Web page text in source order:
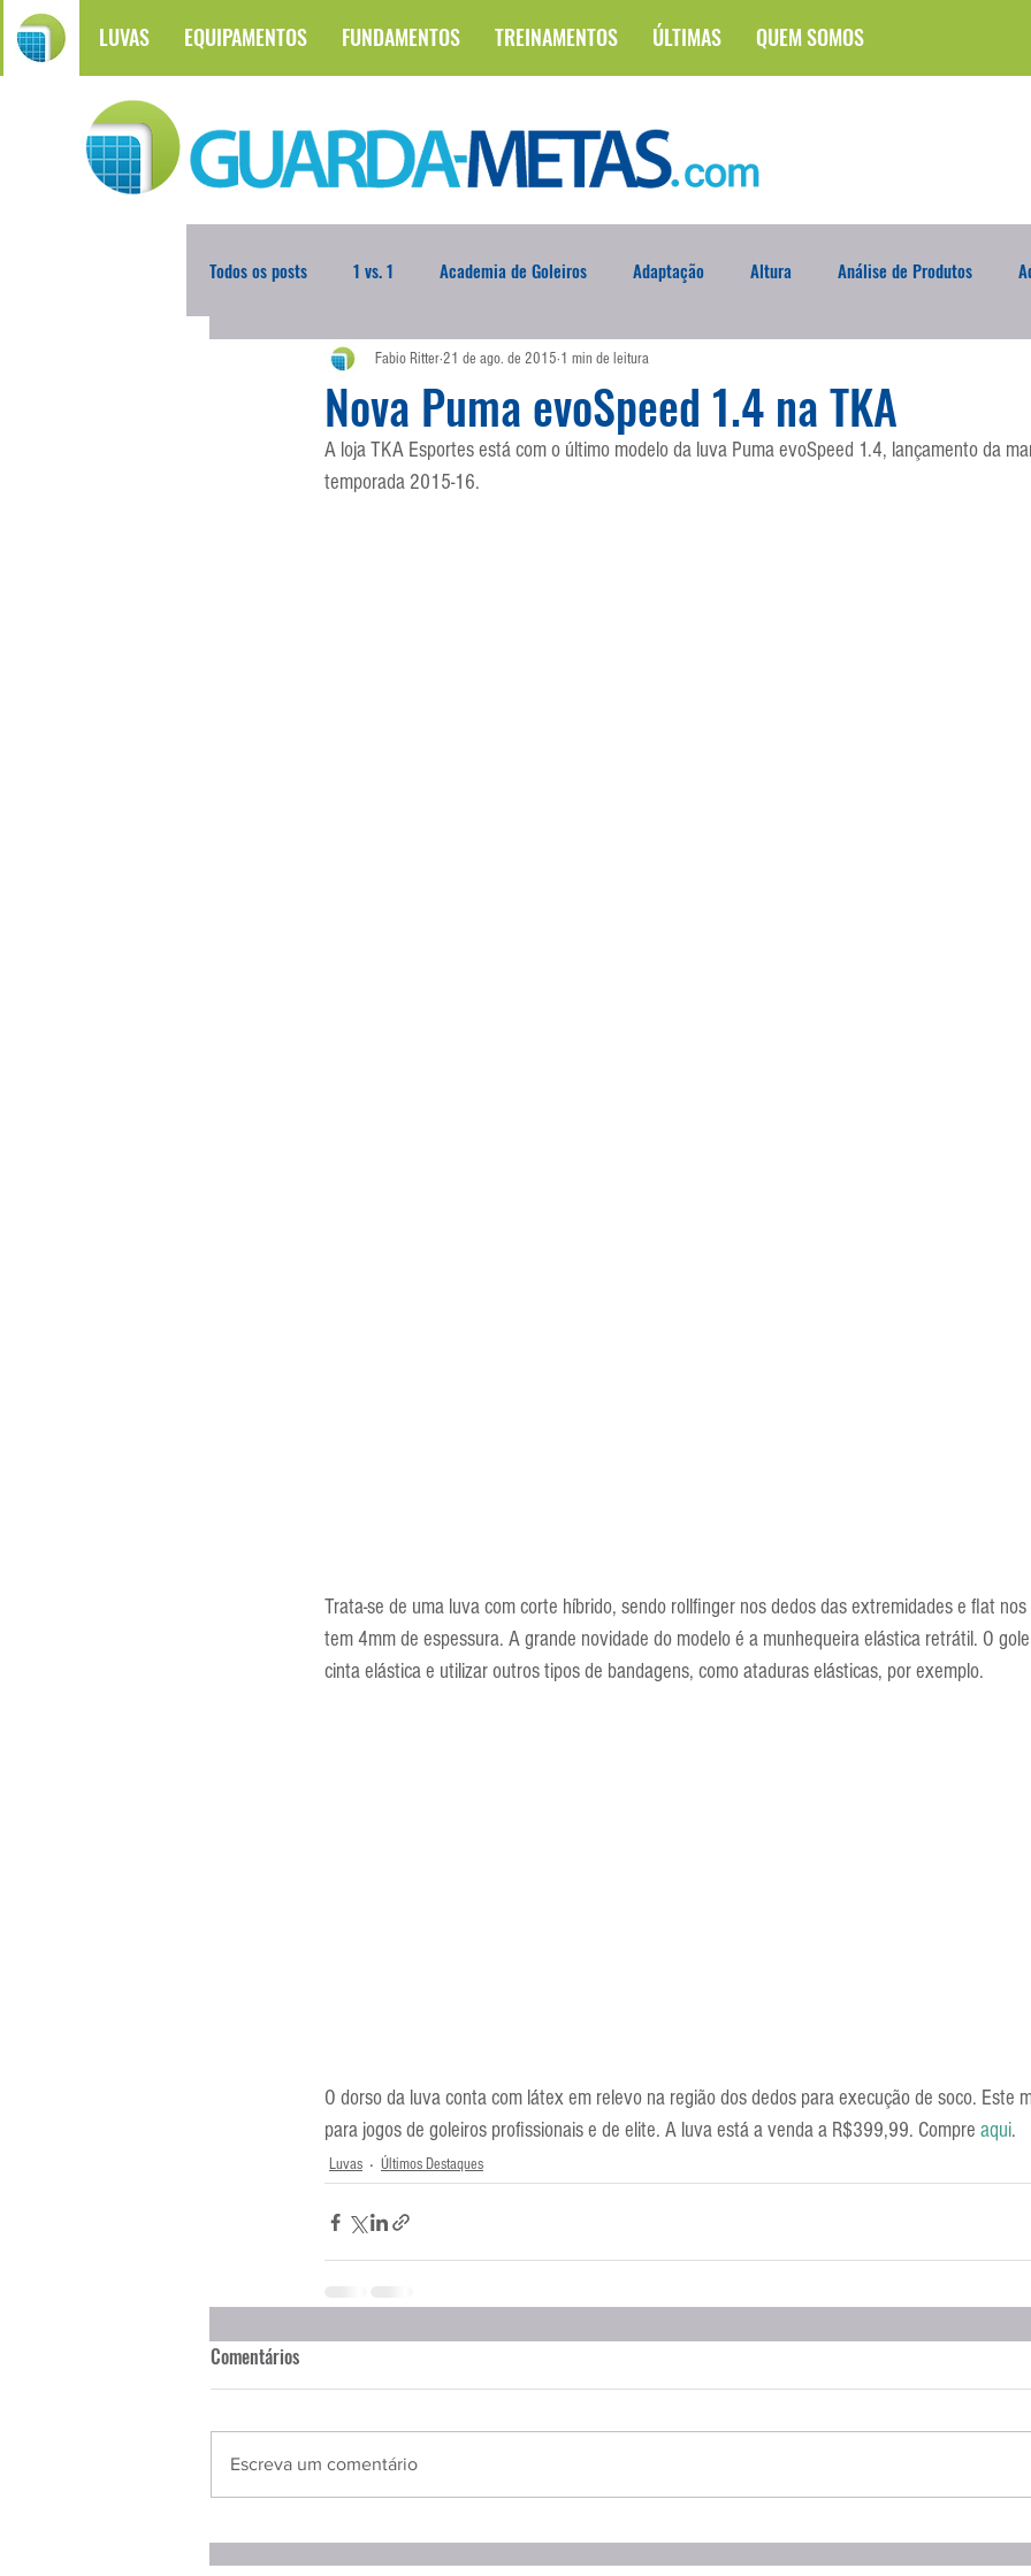
LUVAS EQUIPAMENTOS FUNDAMENTOS TREINAMENTOS ÚLTIMAS QUEM SOMOS
Todos os posts 1 vs. 1 Academia de Goleiros Adaptação Altura Análise de Produtos
Atualidades Blogoleiro da Semana Brasileirão
Comunicação Copa do Mundo Curso Defesa da Semana Deslocamento DVD
Nova Puma evoSpeed 1.4 na TKA
Fabio Ritter21 de ago. de 2015 1 min de leitura
A loja TKA Esportes está com o último modelo da luva Puma evoSpeed 1.4, lançamento da
temporada 2015-16.
Trata-se de uma luva com corte híbrido, sendo rollfinger nos dedos das extremidades e flat
tem 4mm de espessura. A grande novidade do modelo é a munhequeira elástica retrátil. O
cinta elástica e utilizar outros tipos de bandagens, como ataduras elásticas, por exemplo.
O dorso da luva conta com látex em relevo na região dos dedos para execução de soco. Este
para jogos de goleiros profissionais e de elite. A luva está a venda a R$399,99. Compre aqui.
Luvas Últimos Destaques
Comentários
Escreva um comentário